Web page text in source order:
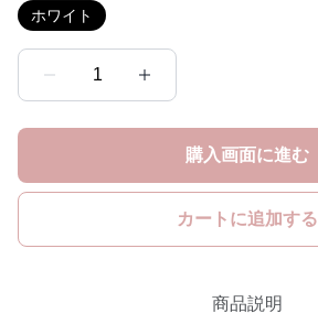
ホワイト
1
購入画面に進む
カートに追加する
商品説明